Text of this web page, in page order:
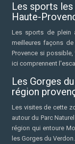
Les sports
Haute-
Les sports de plein
meilleures façons
Provence si
ici comprennent
Les Gorges
région
Les visites de cette
autour du Parc
région qui entoure
les Gorges du Verdon.